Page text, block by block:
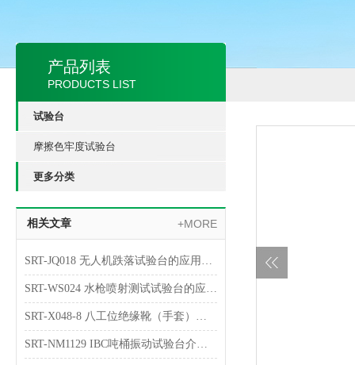
产品列表
PRODUCTS LIST
试验台
摩擦色牢度试验台
更多分类
相关文章 +MORE
SRT-JQ018 无人机跌落试验台的应用介绍 提供技术指导
SRT-WS024 水枪喷射测试试验台的应用介绍 检测数据稳定
SRT-X048-8 八工位绝缘靴（手套）耐压试验台简单介绍 专业指导操作
SRT-NM1129 IBC吨桶振动试验台介绍 符合标准